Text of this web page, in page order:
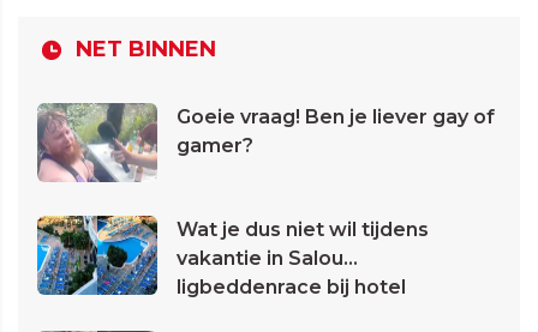
NET BINNEN
Goeie vraag! Ben je liever gay of
gamer?
Wat je dus niet wil tijdens
vakantie in Salou...
ligbeddenrace bij hotel